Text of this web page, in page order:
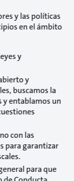
y las políticas
en el ámbito
y
y
buscamos la
y entablamos un
con las
para garantizar
para que